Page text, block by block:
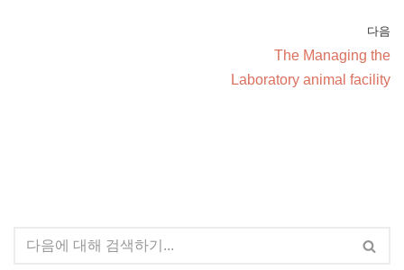
다음
The Managing the
Laboratory animal facility